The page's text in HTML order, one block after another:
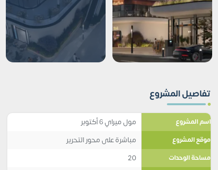
تفاصيل المشروع
اسم المشروع مول ميراي 6 أكتوبر
موقع المشروع مباشرة على محور التحرير
مساحة الوحدات 20